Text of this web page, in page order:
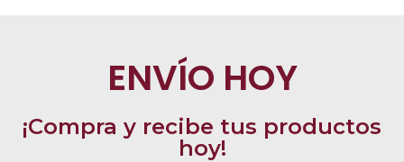
ENVÍO HOY
¡Compra y recibe tus productos
hoy!